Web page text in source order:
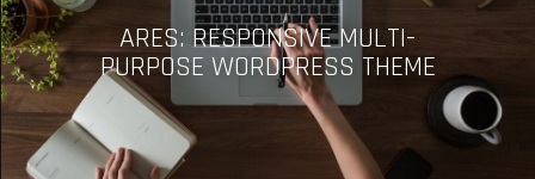
ARES: RESPONSIVE MULTI-
PURPOSE WORDPRESS THEME